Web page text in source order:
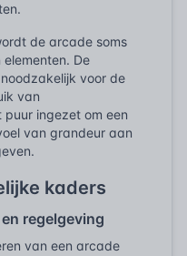
de arcade soms
De
voor de
van
ingezet om een
van grandeur aan
kaders
regelgeving
van een arcade